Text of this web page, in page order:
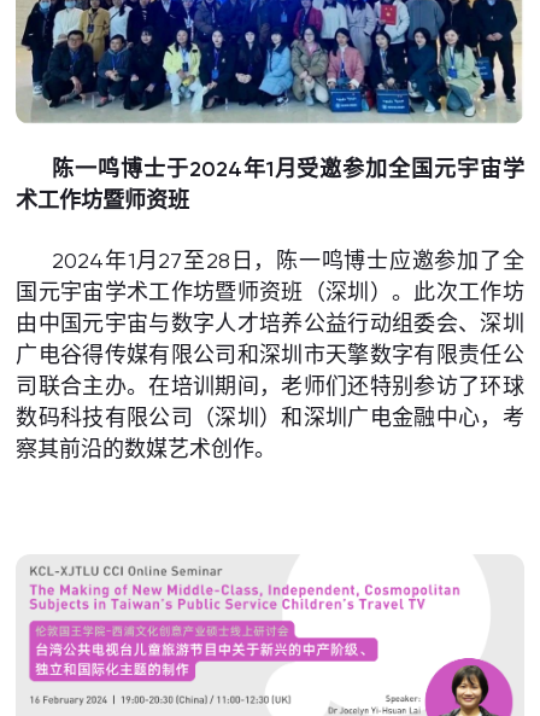
陈一鸣博士于2024年1月受邀参加全国元宇宙学
术工作坊暨师资班
2024年1月27至28日，陈一鸣博士应邀参加了全
国元宇宙学术工作坊暨师资班（深圳）。此次工作坊
由中国元宇宙与数字人才培养公益行动组委会、深圳
广电谷得传媒有限公司和深圳市天擎数字有限责任公
司联合主办。在培训期间，老师们还特别参访了环球
数码科技有限公司（深圳）和深圳广电金融中心，考
察其前沿的数媒艺术创作。